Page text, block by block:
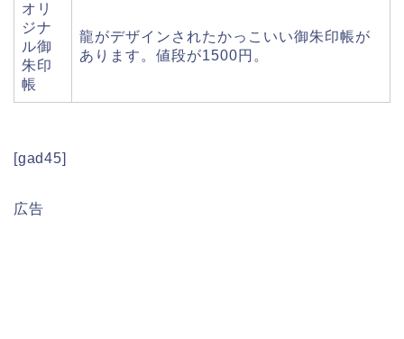
オリ
ジナ
ル御
朱印
帳
龍がデザインされたかっこいい御朱印帳が
あります。値段が1500円。
[gad45]
広告